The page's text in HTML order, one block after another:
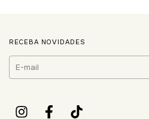
RECEBA NOVIDADES